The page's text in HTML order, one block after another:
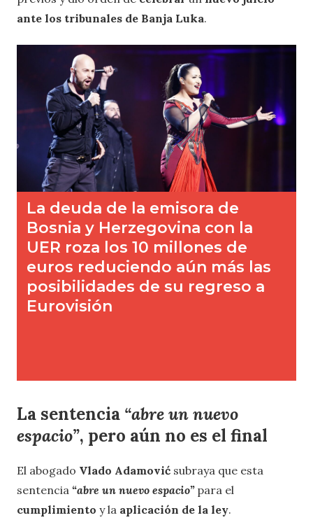
ante los tribunales de Banja Luka.
La sentencia “abre un nuevo
espacio”, pero aún no es el final
El abogado Vlado Adamović subraya que esta
sentencia “abre un nuevo espacio”para el
cumplimiento y la aplicación de la ley.